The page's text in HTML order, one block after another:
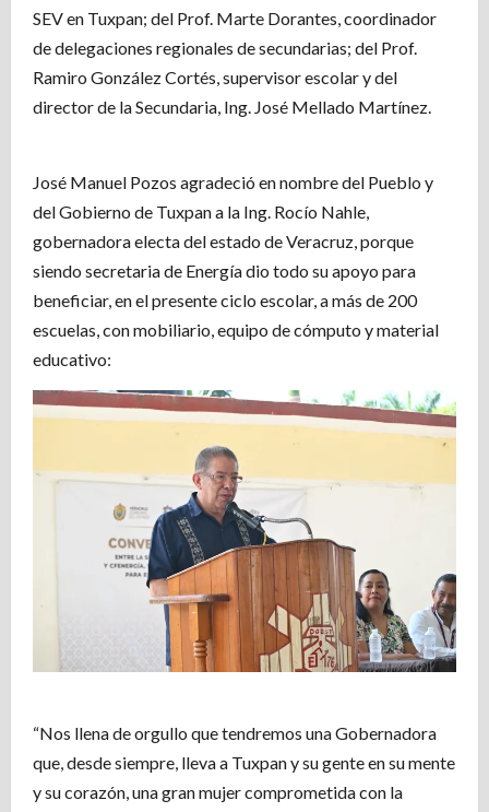
SEV en Tuxpan; del Prof. Marte Dorantes, coordinador
de delegaciones regionales de secundarias; del Prof.
Ramiro González Cortés, supervisor escolar y del
director de la Secundaria, Ing. José Mellado Martínez.
José Manuel Pozos agradeció en nombre del Pueblo y
del Gobierno de Tuxpan a la Ing. Rocío Nahle,
gobernadora electa del estado de Veracruz, porque
siendo secretaria de Energía dio todo su apoyo para
beneficiar, en el presente ciclo escolar, a más de 200
escuelas, con mobiliario, equipo de cómputo y material
educativo:
“Nos llena de orgullo que tendremos una Gobernadora
que, desde siempre, lleva a Tuxpan y su gente en su mente
y su corazón, una gran mujer comprometida con la